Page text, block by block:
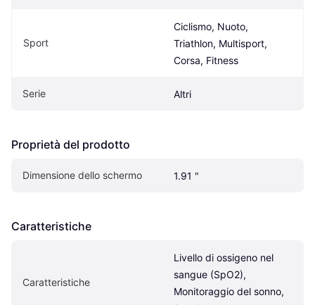
Sport
Ciclismo, Nuoto,
Triathlon, Multisport,
Corsa, Fitness
Serie Altri
Proprietà del prodotto
Dimensione dello schermo 1.91 "
Caratteristiche
Caratteristiche
Livello di ossigeno nel
sangue (SpO2),
Monitoraggio del sonno,